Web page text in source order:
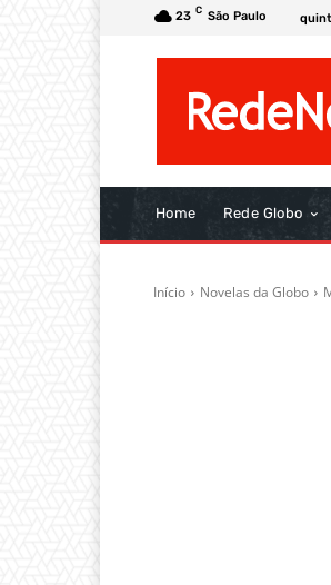
23 C São Paulo
Home Rede Globo
Início Novelas da Globo